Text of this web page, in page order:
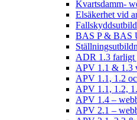
Kvartsdamm-
Elsäkerhet vid
BAS P & BAS
ADR 1.3 farligt
APV 1.1 & 1.3
APV 1.1, 1.2
APV 1.1, 1.2,
APV 1.4 –
APV 2.1 –